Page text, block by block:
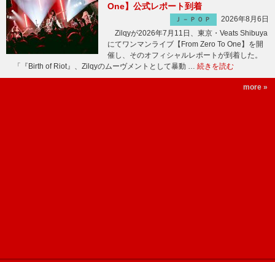
One】公式レポート到着
Ｊ－ＰＯＰ
2026年8月6日
Zilqyが2026年7月11日、東京・Veats Shibuya
にてワンマンライブ【From Zero To One】を開
催し、そのオフィシャルレポートが到着した。
「『Birth of Riot』、Zilqyのムーヴメントとして暴動 … 続きを読む
more »